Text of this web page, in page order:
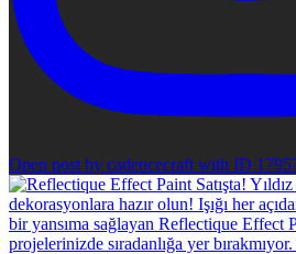
Open post by cadencecraft with ID